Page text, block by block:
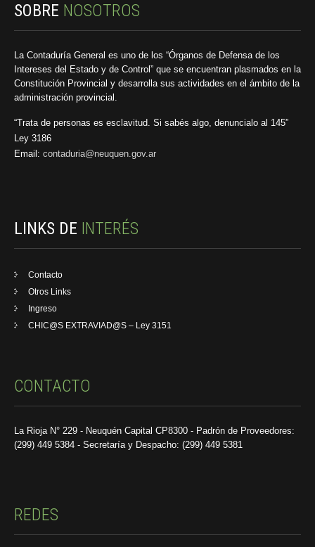
SOBRE NOSOTROS
La Contaduría General es uno de los “Órganos de Defensa de los
Intereses del Estado y de Control” que se encuentran plasmados en la
Constitución Provincial y desarrolla sus actividades en el ámbito de la
administración provincial.
“Trata de personas es esclavitud. Si sabés algo, denuncialo al 145”
Ley 3186
Email: contaduria@neuquen.gov.ar
LINKS DE INTERÉS
Contacto
Otros Links
Ingreso
CHIC@S EXTRAVIAD@S – Ley 3151
CONTACTO
La Rioja N° 229 - Neuquén Capital CP8300 - Padrón de Proveedores:
(299) 449 5384 - Secretaría y Despacho: (299) 449 5381
REDES